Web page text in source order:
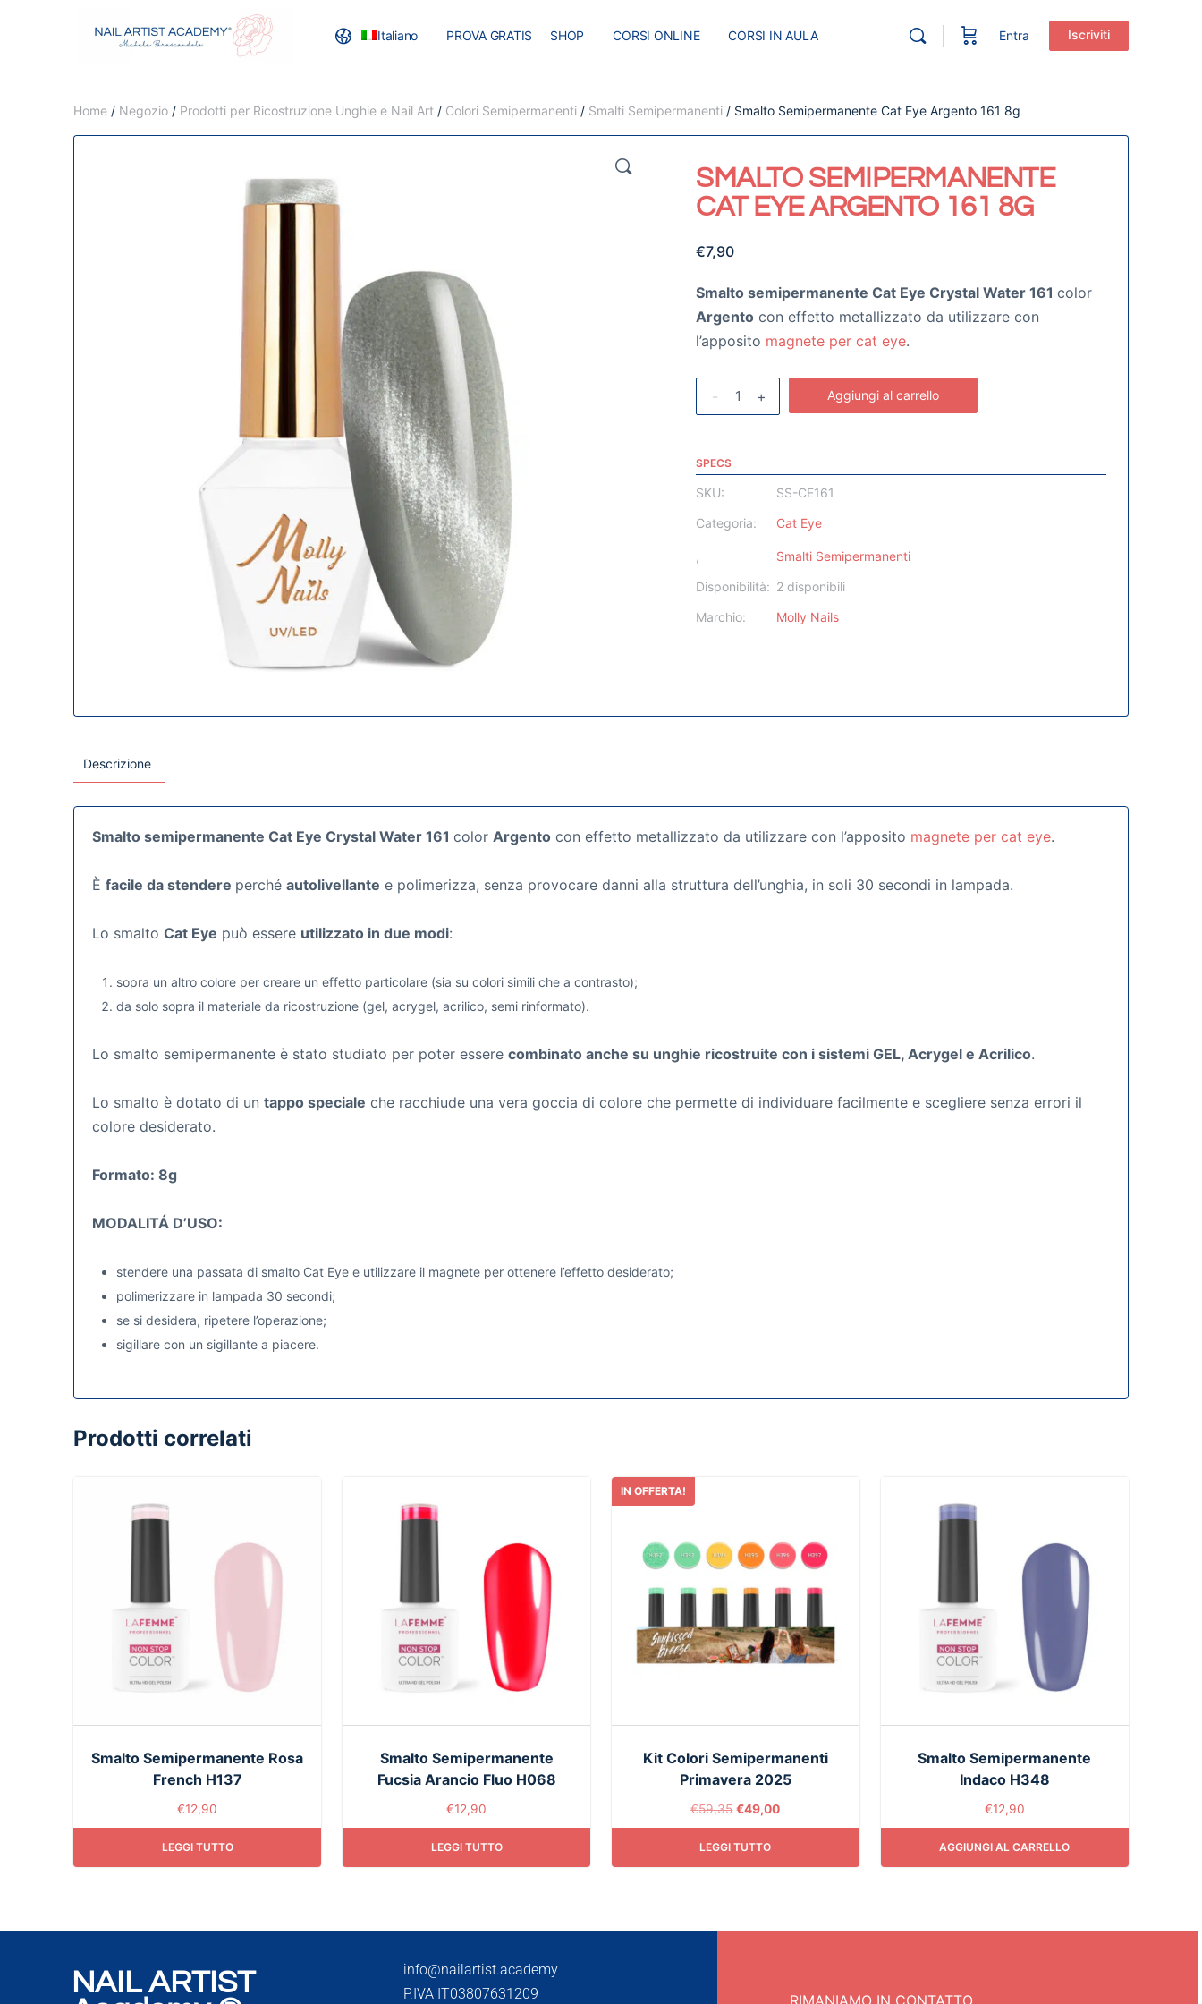
Italiano PROVA GRATIS SHOP CORSI ONLINE CORSI IN AULA
RECENSIONI MASTER BLOG
Entra Iscriviti
Home / Negozio / Prodotti per Ricostruzione Unghie e Nail Art / Colori Semipermanenti / Smalti Semipermanenti / Smalto Semipermanente Cat Eye Argento 161 8g
🔍
SMALTO SEMIPERMANENTE
CAT EYE ARGENTO 161 8G
€7,90
Smalto semipermanente Cat Eye Crystal Water 161color
Argento con effetto metallizzato da utilizzare con
l’apposito magnete per cat eye.
- + Aggiungi al carrello
SPECS
SKU:
SS-CE161
Categoria:
Cat Eye
,
Smalti Semipermanenti
Disponibilità: 2 disponibili
Marchio:
Molly Nails
Descrizione
Smalto semipermanente Cat Eye Crystal Water 161 color Argento con effetto metallizzato da utilizzare con l’apposito magnete per cat eye.
È facile da stendere perché autolivellante e polimerizza, senza provocare danni alla struttura dell’unghia, in soli 30 secondi in lampada.
Lo smalto Cat Eye può essere utilizzato in due modi:
sopra un altro colore per creare un effetto particolare (sia su colori simili che a contrasto);
da solo sopra il materiale da ricostruzione (gel, acrygel, acrilico, semi rinformato).
Lo smalto semipermanente è stato studiato per poter essere combinato anche su unghie ricostruite con i sistemi GEL, Acrygel e Acrilico.
Lo smalto è dotato di un tappo speciale che racchiude una vera goccia di colore che permette di individuare facilmente e scegliere senza errori il
colore desiderato.
Formato: 8g
MODALITÁ D’USO:
stendere una passata di smalto Cat Eye e utilizzare il magnete per ottenere l’effetto desiderato;
polimerizzare in lampada 30 secondi;
se si desidera, ripetere l’operazione;
sigillare con un sigillante a piacere.
Prodotti correlati
Smalto Semipermanente Rosa
French H137
€12,90
LEGGI TUTTO
Smalto Semipermanente
Fucsia Arancio Fluo H068
€12,90
LEGGI TUTTO
IN OFFERTA!
Kit Colori Semipermanenti
Primavera 2025
€59,35 €49,00
LEGGI TUTTO
Smalto Semipermanente
Indaco H348
€12,90
AGGIUNGI AL CARRELLO
NAIL ARTIST
info@nailartist.academy
P.IVA IT03807631209